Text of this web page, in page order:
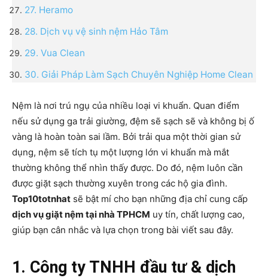
27. Heramo
28. Dịch vụ vệ sinh nệm Hảo Tâm
29. Vua Clean
30. Giải Pháp Làm Sạch Chuyên Nghiệp Home Clean
Nệm là nơi trú ngụ của nhiều loại vi khuẩn. Quan điểm
nếu sử dụng ga trải giường, đệm sẽ sạch sẽ và không bị ố
vàng là hoàn toàn sai lầm. Bởi trải qua một thời gian sử
dụng, nệm sẽ tích tụ một lượng lớn vi khuẩn mà mắt
thường không thể nhìn thấy được. Do đó, nệm luôn cần
được giặt sạch thường xuyên trong các hộ gia đình.
Top10totnhat sẽ bật mí cho bạn những địa chỉ cung cấp
dịch vụ giặt nệm tại nhà TPHCM uy tín, chất lượng cao,
giúp bạn cân nhắc và lựa chọn trong bài viết sau đây.
1. Công ty TNHH đầu tư & dịch